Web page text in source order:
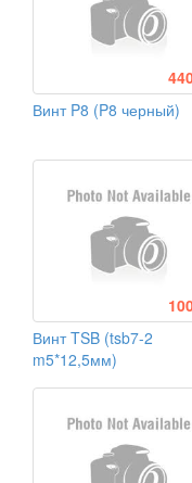
Винт P8 (P8 черный)
Винт TSB (tsb7-2
m5*12,5мм)